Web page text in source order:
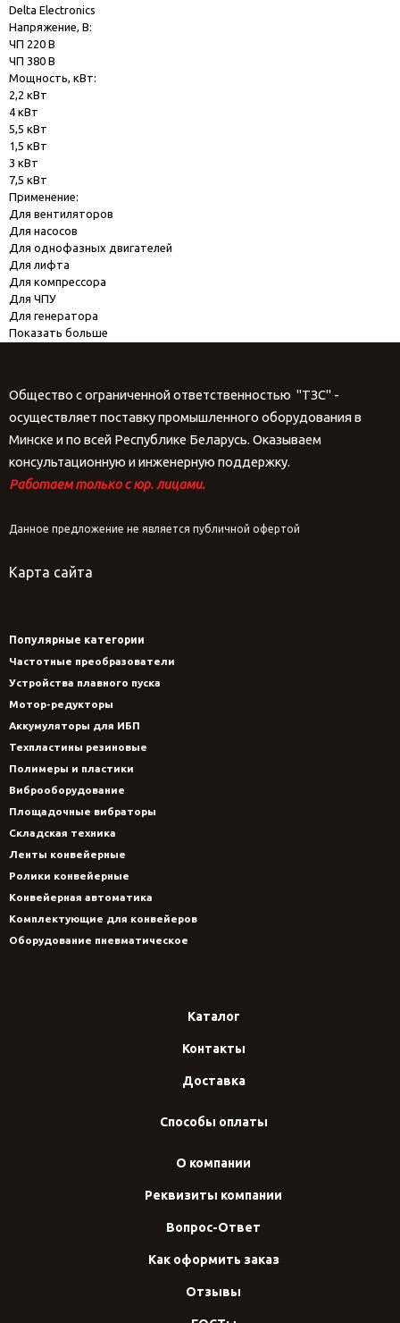
Delta Electronics
Напряжение, В:
ЧП 220 В
ЧП 380 В
Мощность, кВт:
2,2 кВт
4 кВт
5,5 кВт
1,5 кВт
3 кВт
7,5 кВт
Применение:
Для вентиляторов
Для насосов
Для однофазных двигателей
Для лифта
Для компрессора
Для ЧПУ
Для генератора
Показать больше
Общество с ограниченной ответственностью "ТЗС" -
осуществляет поставку промышленного оборудования в
Минске и по всей Республике Беларусь. Оказываем
консультационную и инженерную поддержку.
Работаем только с юр. лицами.
Данное предложение не является публичной офертой
Карта сайта
Популярные категории
Частотные преобразователи
Устройства плавного пуска
Мотор-редукторы
Аккумуляторы для ИБП
Техпластины резиновые
Полимеры и пластики
Виброоборудование
Площадочные вибраторы
Складская техника
Ленты конвейерные
Ролики конвейерные
Конвейерная автоматика
Комплектующие для конвейеров
Оборудование пневматическое
Каталог
Контакты
Доставка
Способы оплаты
О компании
Реквизиты компании
Вопрос-Ответ
Как оформить заказ
Отзывы